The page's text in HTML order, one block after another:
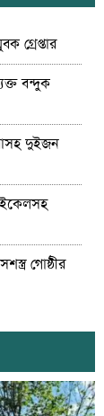
গ্রেপ্তার
বন্দুক
দুইজন
গোষ্ঠীর